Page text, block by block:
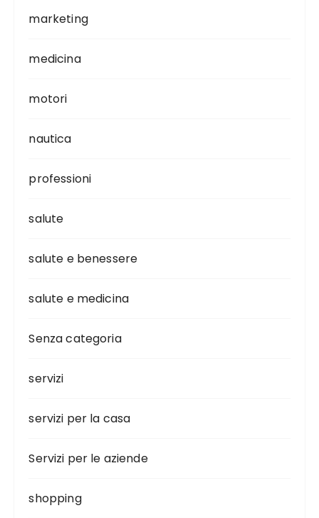
marketing
medicina
motori
nautica
professioni
salute
salute e benessere
salute e medicina
Senza categoria
servizi
servizi per la casa
Servizi per le aziende
shopping